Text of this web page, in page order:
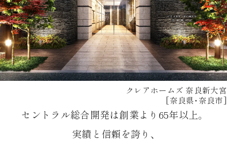
クレアホームズ 奈良新大宮
[奈良県・奈良市]
セントラル総合開発は創業より65年以上。
実績と信頼を誇り、